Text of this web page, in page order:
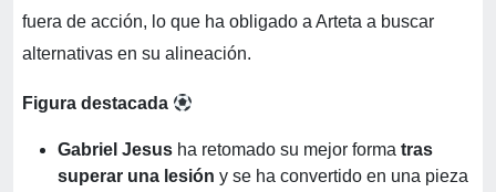
fuera de acción, lo que ha obligado a Arteta a buscar
alternativas en su alineación.
Figura destacada
Gabriel Jesus ha retomado su mejor forma tras
superar una lesión y se ha convertido en una pieza